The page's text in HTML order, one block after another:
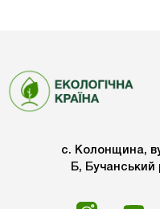
с. Колонщина,
Б, Бучанський